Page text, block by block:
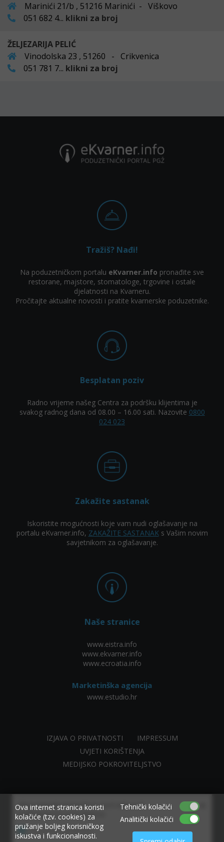
Allow www.ekvarner.info to send web push
notifications to your desktop.
Powered by SendPulse
×
Marinići 21/b , 51216 Marinići - Viškovo
051 682 4... klikni za broj
ŽELJEZARIJA PELIĆ
Vinodolska 23 , 51260 - Crikvenica
051 781 7... klikni za broj
Tražiš? Nađi!
Na poduzetničkom portalu eKvarner.info pronađite sve
restorane, majstore, stomatologe, trgovine i ostale
djelatnosti na Kvarneru.
Pročitajte aktualne novosti i pratite kvarnerske poduzetnike.
Besplatan poziv
Radno vrijeme našeg Centra za podršku klijentima je
svakog radnog dana od 08.00 – 16.00 sati. Nazovite 0800
024 023
Zakažite sastanak
Iskoristite mogućnosti koje vam nudi oglašavanje na
portalu eKvarner.info, ZAKAŽITE SASTANAKs Vašim novim
savjetnikom za oglašavanje.
Naše stranice
www.eistra.info
www.ekvarner.info
www.ecroatia.info
Marketinška agencija
www.estudio.hr
IZJAVA O PRIVATNOSTI
IMPRESSUM
UVJETI KORIŠTENJA
MEDIJSKO POKROVITELJSTVO
Ova internet stranica koristi
kolačiće (tzv. cookies) za
pružanje boljeg korisničkog
iskustva i funkcionalnosti.
Tehnički kolačići
Analitički kolačići